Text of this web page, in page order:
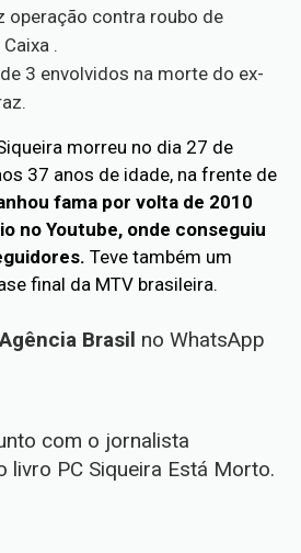
operação contra roubo de
.
3 envolvidos na morte do ex-
morreu no dia 27 de
37 anos de idade, na frente de
fama por volta de 2010
no Youtube, onde conseguiu
Teve também um
final da MTV brasileira.
Agência Brasil no WhatsApp
com o jornalista
livro PC Siqueira Está Morto.